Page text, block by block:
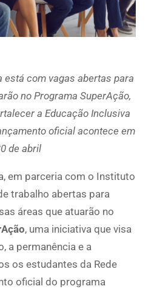
está com vagas abertas para
no Programa SuperAção,
a Educação Inclusiva
oficial acontece em
de abril
em parceria com o Instituto
trabalho abertas para
áreas que atuarão no
, uma iniciativa que visa
a permanência e a
os estudantes da Rede
oficial do programa